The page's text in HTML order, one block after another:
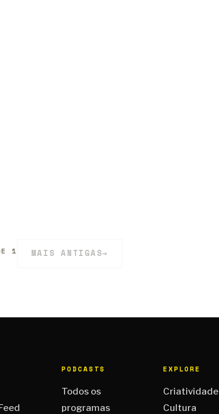
1 MAIS ANTIGAS→
PODCASTS
Todos os
programas
EXPLORE
Criatividade
Cultura